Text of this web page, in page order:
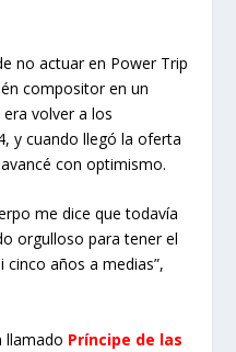
no actuar en Power Trip
compositor en un
volver a los
y cuando llegó la oferta
con optimismo.
me dice que todavía
orgulloso para tener el
años a medias”,
llamado Príncipe de las